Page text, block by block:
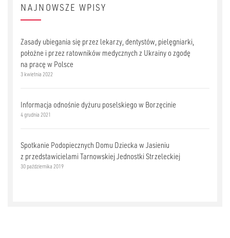
NAJNOWSZE WPISY
Zasady ubiegania się przez lekarzy, dentystów, pielęgniarki,
położne i przez ratowników medycznych z Ukrainy o zgodę
na pracę w Polsce
3 kwietnia 2022
Informacja odnośnie dyżuru poselskiego w Borzęcinie
4 grudnia 2021
Spotkanie Podopiecznych Domu Dziecka w Jasieniu
z przedstawicielami Tarnowskiej Jednostki Strzeleckiej
30 października 2019